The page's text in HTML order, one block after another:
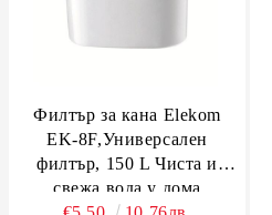
Филтър за кана Elekom
EK-8F,Универсален
филтър, 150 L Чиста и
свежа вода у дома